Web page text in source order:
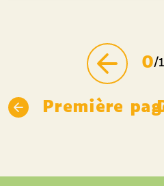
Première
0/1